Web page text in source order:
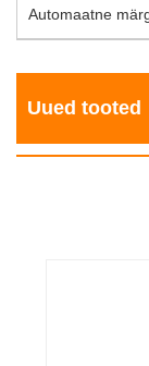
Automaatne
Uued tooted